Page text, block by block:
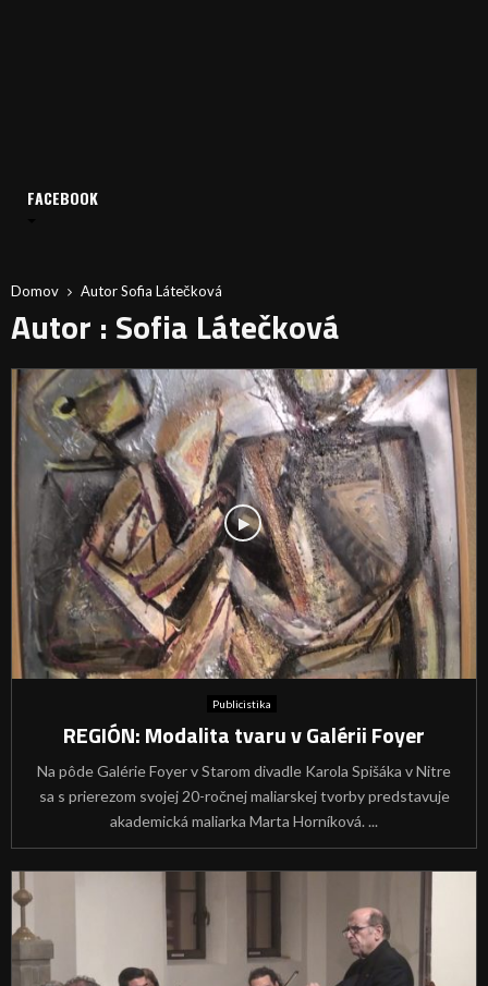
Domov AutorSofia Látečková
Autor : Sofia Látečková
Publicistika
REGIÓN: Modalita tvaru v Galérii Foyer
Na pôde Galérie Foyer v Starom divadle Karola Spišáka v Nitre
sa s prierezom svojej 20-ročnej maliarskej tvorby predstavuje
akademická maliarka Marta Horníková. ...
FACEBOOK